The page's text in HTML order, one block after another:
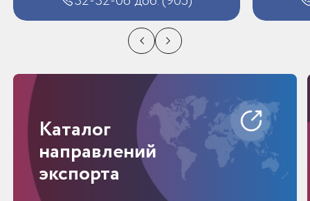
Каталог
направлений
экспорта